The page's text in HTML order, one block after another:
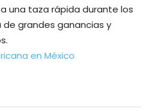
una taza rápida durante los
grandes ganancias y
en México